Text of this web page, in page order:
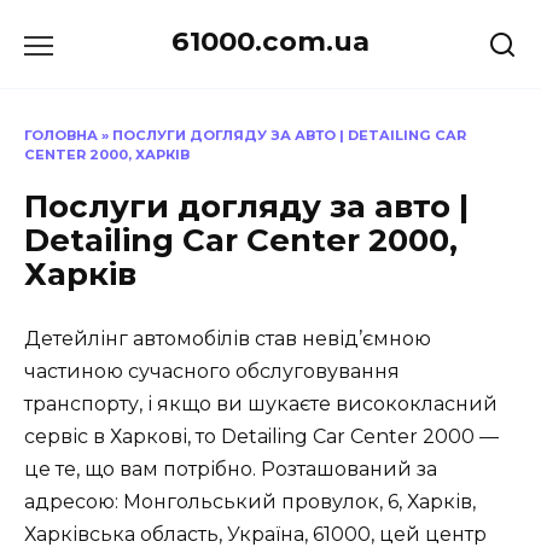
до
61000.com.ua
ГОЛОВНА » ПОСЛУГИ ДОГЛЯДУ ЗА АВТО | DETAILING CAR
CENTER 2000, ХАРКІВ
Послуги догляду за авто |
Detailing Car Center 2000,
Харків
Детейлінг автомобілів став невід’ємною
частиною сучасного обслуговування
транспорту, і якщо ви шукаєте висококласний
сервіс в Харкові, то Detailing Car Center 2000 —
це те, що вам потрібно. Розташований за
адресою: Монгольський провулок, 6, Харків,
Харківська область, Україна, 61000, цей центр